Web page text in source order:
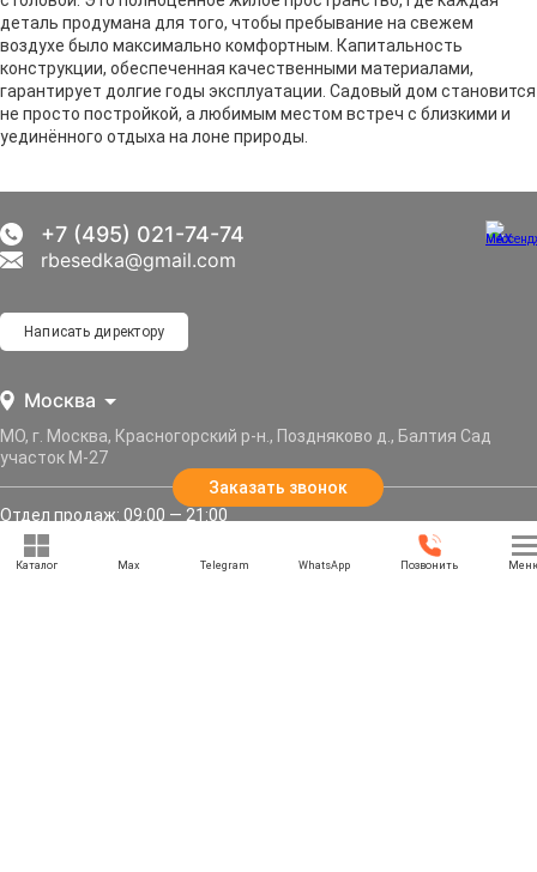
деталь продумана для того, чтобы пребывание на свежем
воздухе было максимально комфортным. Капитальность
конструкции, обеспеченная качественными материалами,
гарантирует долгие годы эксплуатации. Садовый дом становится
не просто постройкой, а любимым местом встреч с близкими и
уединённого отдыха на лоне природы.
Москва
МО, г. Москва, Красногорский р-н., Поздняково д., Балтия Сад
участок М-27
Отдел продаж: 09:00 — 21:00
Служба доставки: 09:00 — 21:00
Написать директору
+7 (495) 021-74-74
rbesedka@gmail.com
Заказать звонок
Каталог Max Telegram WhatsApp Позвонить